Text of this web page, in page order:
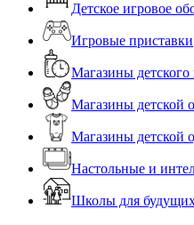
Детское игровое
Игровые приставки
Магазины детского
Магазины детской
Магазины детской
Настольные и
Школы для